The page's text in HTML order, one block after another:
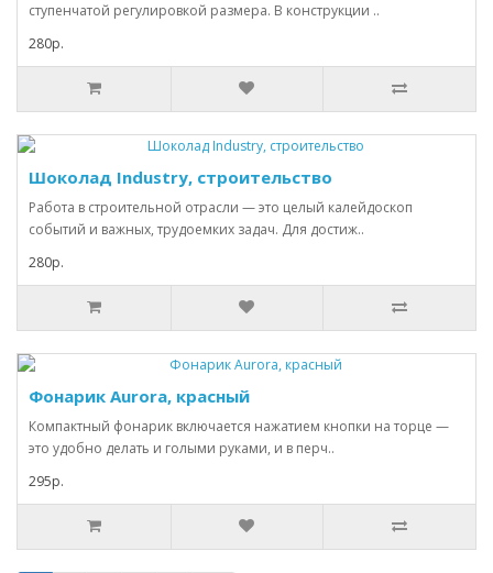
ступенчатой регулировкой размера. В конструкции ..
280р.
Шоколад Industry, строительство
Работа в строительной отрасли — это целый калейдоскоп
событий и важных, трудоемких задач. Для достиж..
280р.
Фонарик Aurora, красный
Компактный фонарик включается нажатием кнопки на торце —
это удобно делать и голыми руками, и в перч..
295р.